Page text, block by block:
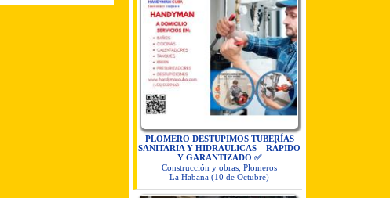
PLOMERO DESTUPIMOS TUBERÍAS
SANITARIA Y HIDRAULICAS – RÁPIDO
Y GARANTIZADO ✅
Construcción y obras, Plomeros
La Habana (10 de Octubre)